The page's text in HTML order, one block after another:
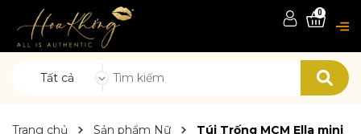
Tất cả
0
Trang chủ Sản phẩm Nữ Túi Trống MCM Ella mini